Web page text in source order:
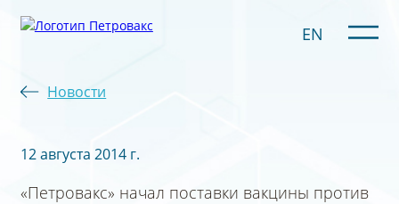
EN
Новости
12 августа 2014 г.
«Петровакс» начал поставки вакцины против